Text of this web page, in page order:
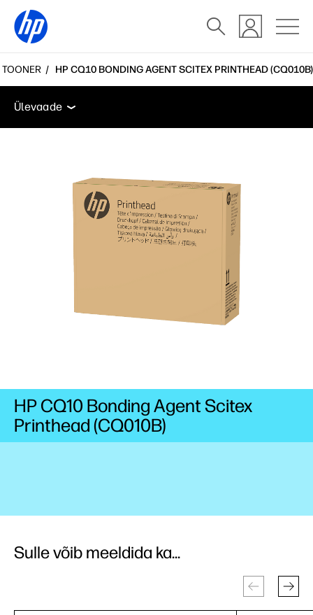
HP CQ10 BONDING AGENT SCITEX PRINTHEAD (CQ010B)
Ülevaade
Kasutajatugi
Ülevaade
HP CQ10 Bonding Agent Scitex
Printhead (CQ010B)
Sulle võib meeldida ka...